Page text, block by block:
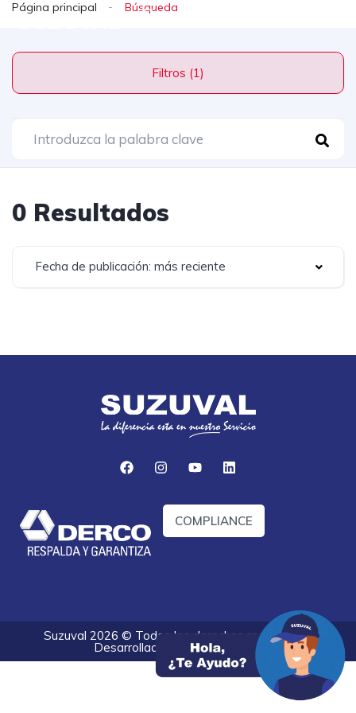
Página principal
Filtros (1)
0 Resultados
Fecha de publicación: más reciente
COMPLIANCE
Suzuval 2026 © Todos los derechos reservados.
Desarrollado por Optify Digital